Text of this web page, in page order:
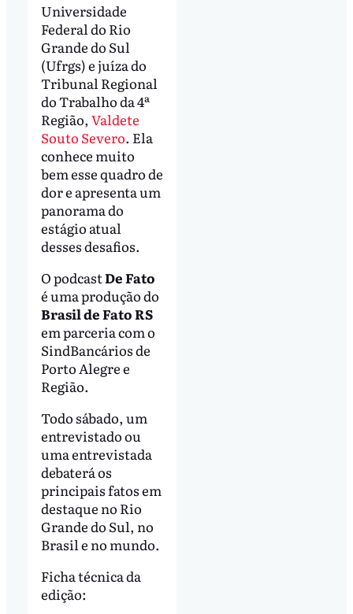
Universidade
Federal do Rio
Grande do Sul
(Ufrgs) e juíza do
Tribunal Regional
do Trabalho da 4ª
Região, Valdete
Souto Severo. Ela
conhece muito
bem esse quadro de
dor e apresenta um
panorama do
estágio atual
desses desafios.
O podcastDe Fato
é uma produção do
Brasil de Fato RS
em parceria com o
SindBancários de
Porto Alegre e
Região.
Todo sábado, um
entrevistado ou
uma entrevistada
debaterá os
principais fatos em
destaque no Rio
Grande do Sul, no
Brasil e no mundo.
Ficha técnica da
edição: